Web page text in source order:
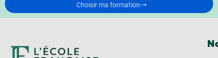
Choisir ma formation